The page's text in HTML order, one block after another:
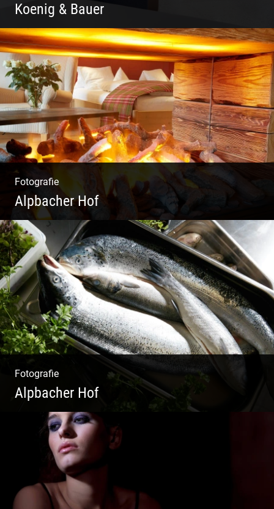
Koenig & Bauer
Moderne Architektur | Offen & Futuristisch |
Foyer Gestaltung | Weite Räume
Fotografie
Alpbacher Hof
Liebevolles Design | Moderne Zimmer |
Luxuriöser Spa | Alpiner Stil
Fotografie
Alpbacher Hof
Vorzügliche Weine | Gourmet Küche | Feiste
Kulinarik | Genuss Urlaub